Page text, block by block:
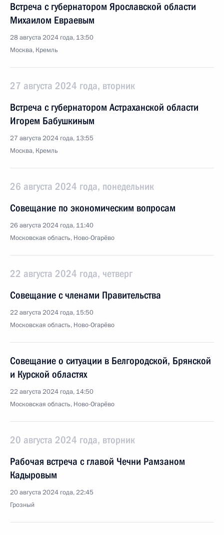
Встреча с губернатором Ярославской области
Михаилом Евраевым
28 августа 2024 года, 13:50
Москва, Кремль
27 августа 2024 года, вторник
Встреча с губернатором Астраханской области
Игорем Бабушкиным
27 августа 2024 года, 13:55
Москва, Кремль
26 августа 2024 года, понедельник
Совещание по экономическим вопросам
26 августа 2024 года, 11:40
Московская область, Ново-Огарёво
22 августа 2024 года, четверг
Совещание с членами Правительства
22 августа 2024 года, 15:50
Московская область, Ново-Огарёво
Совещание о ситуации в Белгородской, Брянской
и Курской областях
22 августа 2024 года, 14:50
Московская область, Ново-Огарёво
20 августа 2024 года, вторник
Рабочая встреча с главой Чечни Рамзаном
Кадыровым
20 августа 2024 года, 22:45
Грозный